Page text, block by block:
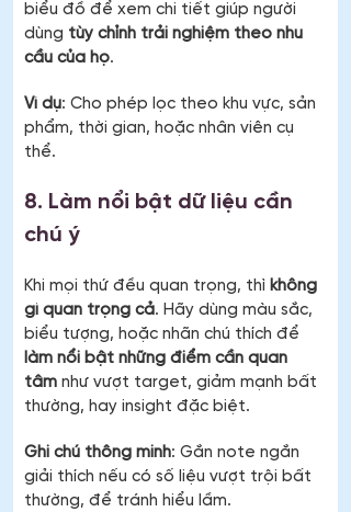
biểu đồ để xem chi tiết giúp người
dùng tùy chỉnh trải nghiệm theo nhu
cầu của họ.
Ví dụ: Cho phép lọc theo khu vực, sản
phẩm, thời gian, hoặc nhân viên cụ
thể.
8. Làm nổi bật dữ liệu cần
chú ý
Khi mọi thứ đều quan trọng, thì không
gì quan trọng cả. Hãy dùng màu sắc,
biểu tượng, hoặc nhãn chú thích để
làm nổi bật những điểm cần quan
tâm như vượt target, giảm mạnh bất
thường, hay insight đặc biệt.
Ghi chú thông minh: Gắn note ngắn
giải thích nếu có số liệu vượt trội bất
thường, để tránh hiểu lầm.